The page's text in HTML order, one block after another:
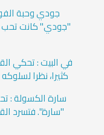
جودي وحبة
"جودي" كانت تحب
في البيت : تحكي
كثيرا، نظرا
سارة الكسولة
"سارة". فتسرد